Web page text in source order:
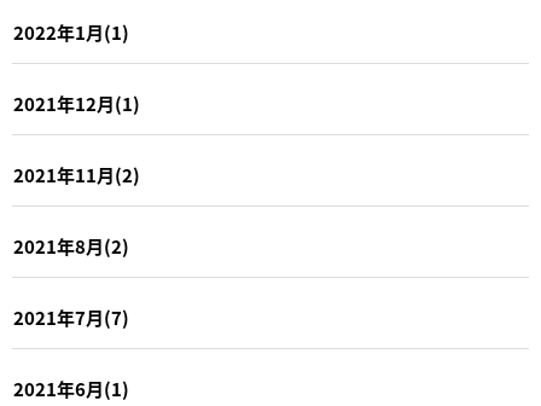
2022年1月(1)
2021年12月(1)
2021年11月(2)
2021年8月(2)
2021年7月(7)
2021年6月(1)